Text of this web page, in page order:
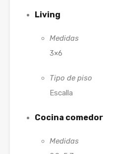
Living
Medidas
3×6
Tipo de piso
Escalla
Cocina comedor
Medidas